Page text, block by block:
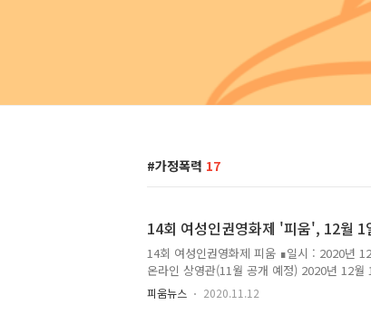
가정폭력 17
14회 여성인권영화제 '피움', 12월 1
14회 여성인권영화제 피움 ∎일시 : 2020년
온라인 상영관(11월 공개 예정) 2020년 12
화제가 진행됩니다! 전면 무료 상영이며, 온라
화를 보실 수 있습니다:) 특별히 올해는 역대
피움뉴스 2020.11.12